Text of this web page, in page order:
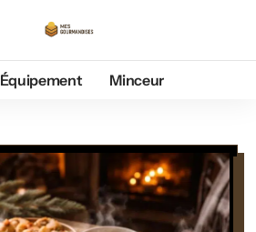
Équipement Minceur